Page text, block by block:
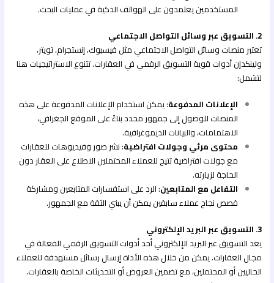
المستخدمين يعتمدون على الهواتف الذكية في عمليات البحث.
2. التسويق عبر وسائل التواصل الاجتماعي
تعتبر منصات وسائل التواصل الاجتماعي مثل فيسبوك، إنستجرام، تويتر،
ولينكدإن أدوات قوية التسويق الرقمي في العقارات. تتنوع الاستراتيجيات هنا
لتشمل:
الإعلانات المدفوعة: يمكن استخدام الإعلانات المدفوعة على هذه
المنصات للوصول إلى جمهور محدد بناءً على الموقع الجغرافي،
الاهتمامات، والبيانات الديموغرافية.
محتوى مرئي وجولات افتراضية: نشر صور وفيديوهات للعقارات
مع جولات افتراضية تتيح للعملاء المحتملين الاطلاع على العقار دون
الحاجة لزيارته.
التفاعل مع المتابعين: الرد على استفسارات المتابعين ومشاركة
قصص نجاح عملاء سابقين يمكن أن يبني الثقة مع الجمهور.
3. التسويق عبر البريد الإلكتروني
يعد التسويق عبر البريد الإلكتروني أحد أدوات التسويق الرقمي الفعالة في
مجال العقارات. يمكن من خلال هذه الأداة إرسال رسائل مستهدفة للعملاء
الحاليين أو المحتملين، مع تضمين العروض أو التحديثات الخاصة بالعقارات.